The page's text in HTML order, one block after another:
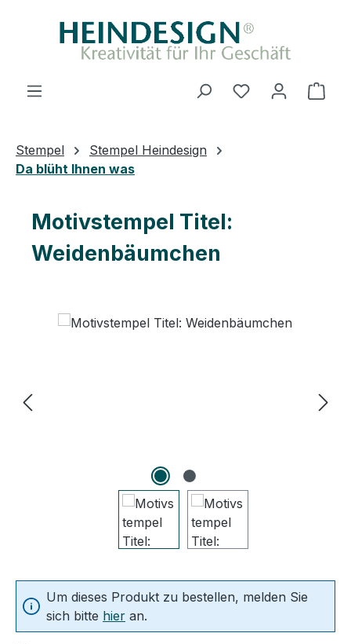
Zum Hauptinhalt springen
Du hast 0
Stempel
Stempel Heindesign
Da blüht Ihnen was
Motivstempel Titel:
Weidenbäumchen
Um dieses Produkt zu bestellen, melden Sie
sich bitte hier an.